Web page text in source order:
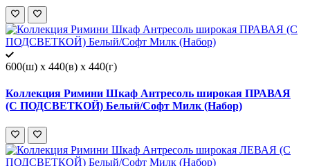
600(ш) x 440(в) x 440(г)
Коллекция Римини Шкаф Антресоль широкая ПРАВАЯ
(С ПОДСВЕТКОЙ) Белый/Софт Милк (Набор)